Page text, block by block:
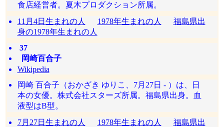
食店経営者。夏木プロダクション所属。
11月4日生まれの人
1978年生まれの人
福島県出
身の1978年生まれの人
37
岡崎百合子
Wikipedia
岡崎 百合子（おかざき ゆりこ、7月27日 - ）は、日
本の女優。株式会社スターズ所属。福島県出身。血
液型はB型。
7月27日生まれの人
1978年生まれの人
福島県出